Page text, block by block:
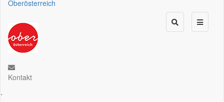
Oberösterreich
Kontakt
.